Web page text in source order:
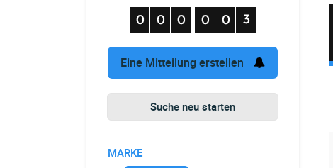
Eine Mitteilung erstellen
Suche neu starten
MARKE